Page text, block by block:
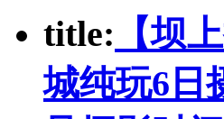
title: 【坝
城纯玩6日